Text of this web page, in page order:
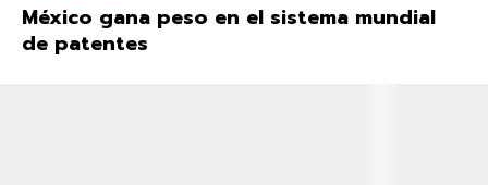
México gana peso en el sistema mundial
de patentes